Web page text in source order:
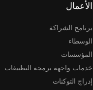
الأعمال
برنامج الشراكة
الوسطاء
المؤسسات
خدمات واجهة برمجة التطبيقات
إدراج التوكنات